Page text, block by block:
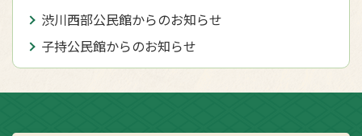
渋川西部公民館からのお知らせ
子持公民館からのお知らせ